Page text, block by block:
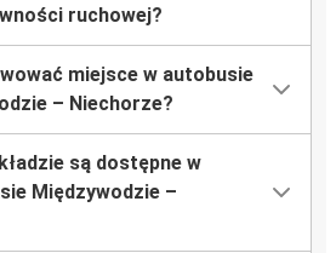
ruchowej?
miejsce w autobusie
– Niechorze?
są dostępne w
Międzywodzie –